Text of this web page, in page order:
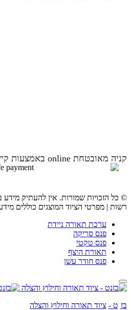
קניה מאובטחת online באמצעות קישור מאובטח
© כל הזכויות שמורות. אין להעתיק
רשות | מפרטי הציוד המוצגים כוללים
ערכת תאורה ניידת
פנס סריקה
פנס טקטי
תאורת היצף
פנס חודר עשן
בזנט - ציוד תאורה וחילוץ והצלה